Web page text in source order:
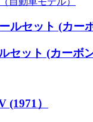
ルセット (カー
セット (カーボ
(1971）